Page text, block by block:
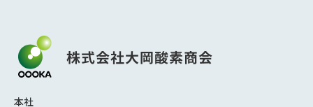
本社